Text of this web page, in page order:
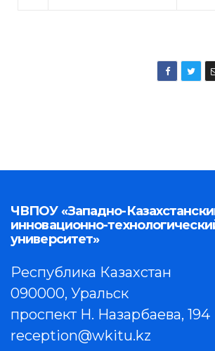
ЧВПОУ «Западно-
инновационно-
университет»
Республика Казахстан
090000, Уральск
проспект Н. Назарбаева, 194
reception@wkitu.kz